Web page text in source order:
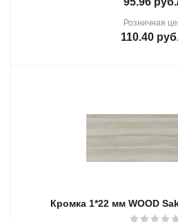
Розничная
110.40
Кромка 1*22 мм WOOD